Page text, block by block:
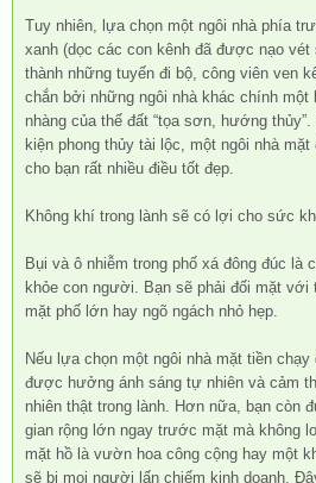
Tuy nhiên, lựa chọn một ngôi nhà phía
xanh (dọc các con kênh đã được nạo vét
thành những tuyến đi bộ, công viên ven
chắn bởi những ngôi nhà khác chính một
nhàng của thế đất “tọa sơn, hướng
kiện phong thủy tài lộc, một ngôi nhà
cho bạn rất nhiều điều tốt đẹp.
Không khí trong lành sẽ có lợi cho sức
Bụi và ô nhiễm trong phố xá đông đúc là
khỏe con người. Bạn sẽ phải đối mặt với
mặt phố lớn hay ngõ ngách nhỏ hẹp.
Nếu lựa chọn một ngôi nhà mặt tiền
được hưởng ánh sáng tự nhiên và cảm
nhiên thật trong lành. Hơn nữa, bạn còn
gian rộng lớn ngay trước mặt mà không
mặt hồ là vườn hoa công cộng hay một
sẽ bị mọi người lấn chiếm kinh doanh.